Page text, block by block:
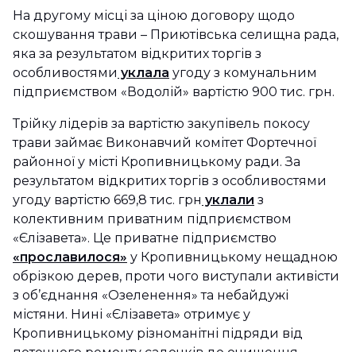
На другому місці за ціною договору щодо
скошування трави – Приютівська селищна рада,
яка за результатом відкритих торгів з
особливостями уклала угоду з комунальним
підприємством «Водолій» вартістю 900 тис. грн.
Трійку лідерів за вартістю закупівель покосу
трави займає Виконавчий комітет Фортечної
районної у місті Кропивницькому ради. За
результатом відкритих торгів з особливостями
угоду вартістю 669,8 тис. грн уклали з
колективним приватним підприємством
«Єлізавета». Це приватне підприємство
«прославилося» у Кропивницькому нещадною
обрізкою дерев, проти чого виступали активісти
з об’єднання «Озеленення» та небайдужі
містяни. Нині «Єлізавета» отримує у
Кропивницькому різноманітні підряди від